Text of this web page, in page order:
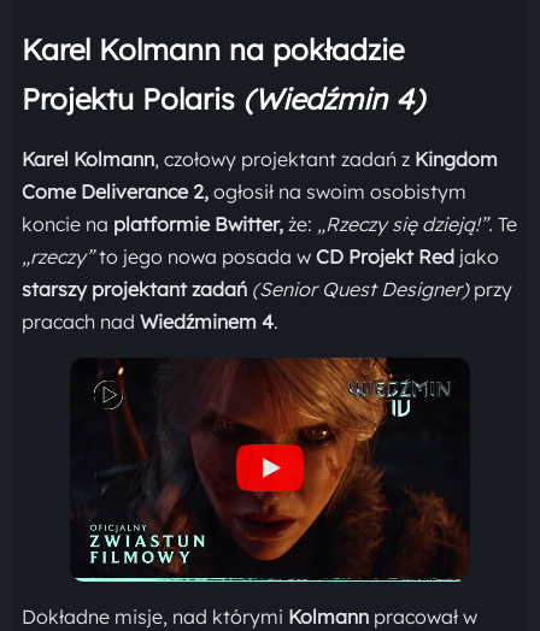
Karel Kolmann na pokładzie
Projektu Polaris (Wiedźmin 4)
Karel Kolmann, czołowy projektant zadań z Kingdom
Come Deliverance 2,ogłosił na swoim osobistym
koncie na platformie Bwitter,że: „Rzeczy się dzieją!”. Te
„rzeczy”to jego nowa posada w CD Projekt Red jako
starszy projektant zadań (Senior Quest Designer) przy
pracach nad Wiedźminem 4.
Dokładne misje, nad którymi Kolmannpracował w